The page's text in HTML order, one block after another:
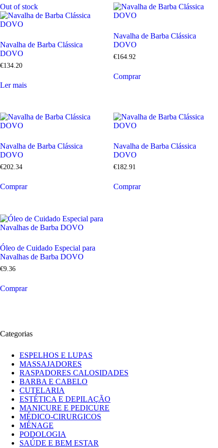
Out of stock
Navalha de Barba Clássica
DOVO
€134 20
Ler mais
Navalha de Barba Clássica
DOVO
€164. 92
Comprar
Navalha de Barba Clássica
DOVO
€202.34
Comprar
Navalha de Barba Clássica
DOVO
€182.91
Comprar
Óleo de Cuidado Especial para
Navalhas de Barba DOVO
€9.36
Comprar
Categorias
ESPELHOS E LUPAS
MASSAJADORES
RASPADORES CALOSIDADES
BARBA E CABELO
CUTELARIA
ESTÉTICA E DEPILAÇÃO
MANICURE E PEDICURE
MÉDICO-CIRURGICOS
MÉNAGE
PODOLOGIA
SAÚDE E BEM ESTAR